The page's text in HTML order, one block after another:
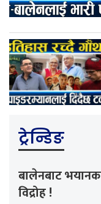
ट्रेन्डिङ
बालेनबाट भयानक
विद्रोह !